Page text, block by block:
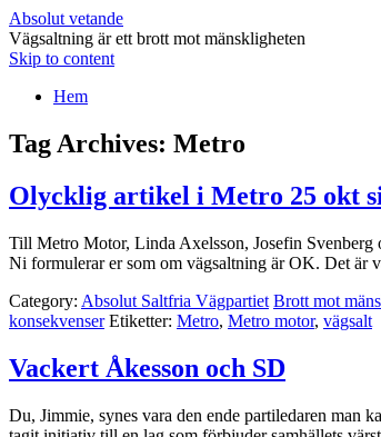
Absolut vetande
Vägsaltning är ett brott mot mänskligheten
Skip to content
Hem
Tag Archives: Metro
Olycklig artikel i Metro 25 okt
Till Metro Motor, Linda Axelsson, Josefin Svenberg
Ni formulerar er som om vägsaltning är OK. Det är
Category: Absolut Saltfria Vägpartiet Brott mot
konsekvenser Etiketter: Metro, Metro motor, vägsalt
Vackert Åkesson och SD
Du, Jimmie, synes vara den ende partiledaren man